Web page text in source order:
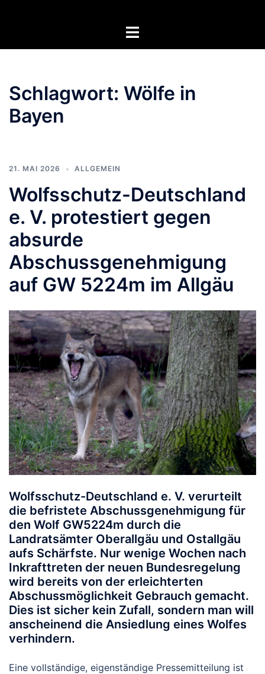
Menü
Schlagwort: Wölfe in
Bayen
21. MAI 2026 ALLGEMEIN
Wolfsschutz-Deutschland
e. V. protestiert gegen
absurde
Abschussgenehmigung
auf GW 5224m im Allgäu
Wolfsschutz-Deutschland e. V. verurteilt
die befristete Abschussgenehmigung für
den Wolf GW5224m durch die
Landratsämter Oberallgäu und Ostallgäu
aufs Schärfste. Nur wenige Wochen nach
Inkrafttreten der neuen Bundesregelung
wird bereits von der erleichterten
Abschussmöglichkeit Gebrauch gemacht.
Dies ist sicher kein Zufall, sondern man will
anscheinend die Ansiedlung eines Wolfes
verhindern.
Eine vollständige, eigenständige Pressemitteilung ist